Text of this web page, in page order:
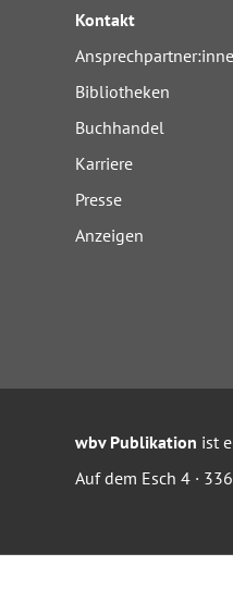
Kontakt
Bibliotheken
Buchhandel
Karriere
Presse
Anzeigen
wbv Publikation ist
Auf dem Esch 4 ·